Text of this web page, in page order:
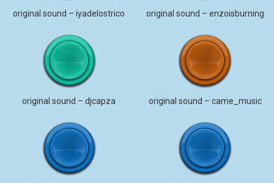
original sound – iyadelostrico original sound – enzoisburning
original sound – djcapza original sound – came_music